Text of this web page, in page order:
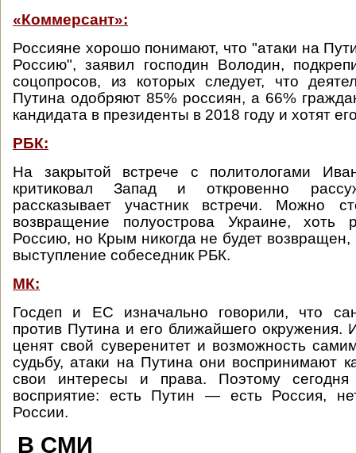
«Коммерсант»:
Россияне хорошо понимают, что "атаки на
Россию", заявил господин Володин,
соцопросов, из которых следует, что
Путина одобряют 85% россиян, а 66%
кандидата в президенты в 2018 году и хотят
РБК:
На закрытой встрече с политологами
критиковал Запад и откровенно
рассказывает участник встречи. Можно
возвращение полуострова Украине, хоть
Россию, но Крым никогда не будет возвращен,
выступление собеседник РБК.
МК:
Госдеп и ЕС изначально говорили, что
против Путина и его ближайшего окружения.
ценят свой суверенитет и возможность
судьбу, атаки на Путина они воспринимают
свои интересы и права. Поэтому сегодня
восприятие: есть Путин — есть Россия,
России.
В СМИ